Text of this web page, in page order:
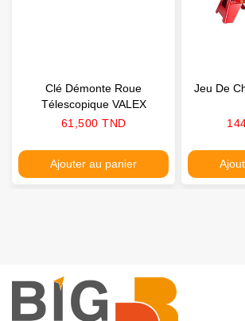
Clé Démonte Roue
Télescopique VALEX
Prix
61,500 TND
Ajouter au panier
Jeu De